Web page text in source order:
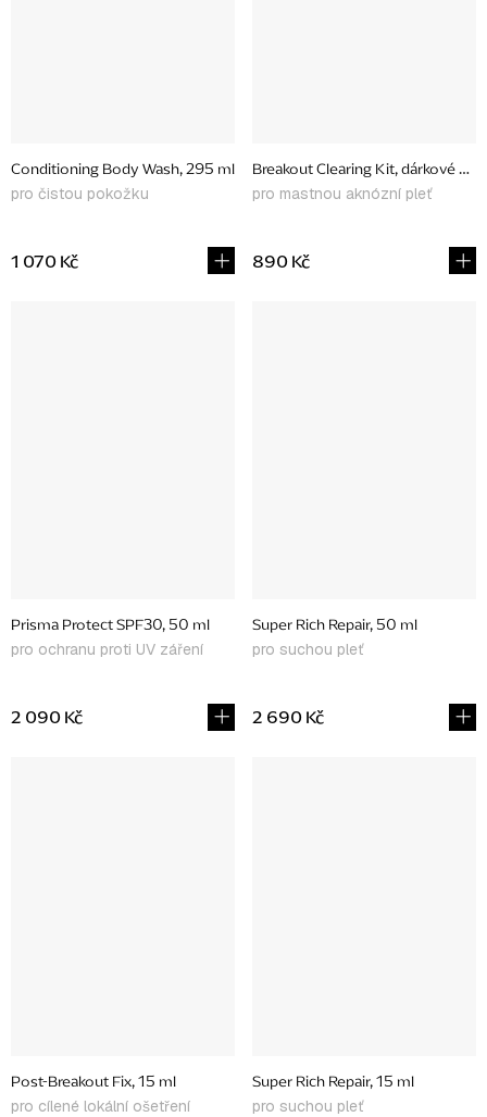
Conditioning Body Wash, 295 ml
pro čistou pokožku
1 070 Kč
Breakout Clearing Kit, dárkové
pro mastnou aknózní pleť
890 Kč
Prisma Protect SPF30, 50 ml
pro ochranu proti UV záření
2 090 Kč
Super Rich Repair, 50 ml
pro suchou pleť
2 690 Kč
Post-Breakout Fix, 15 ml
pro cílené lokální ošetření
Super Rich Repair, 15 ml
pro suchou pleť